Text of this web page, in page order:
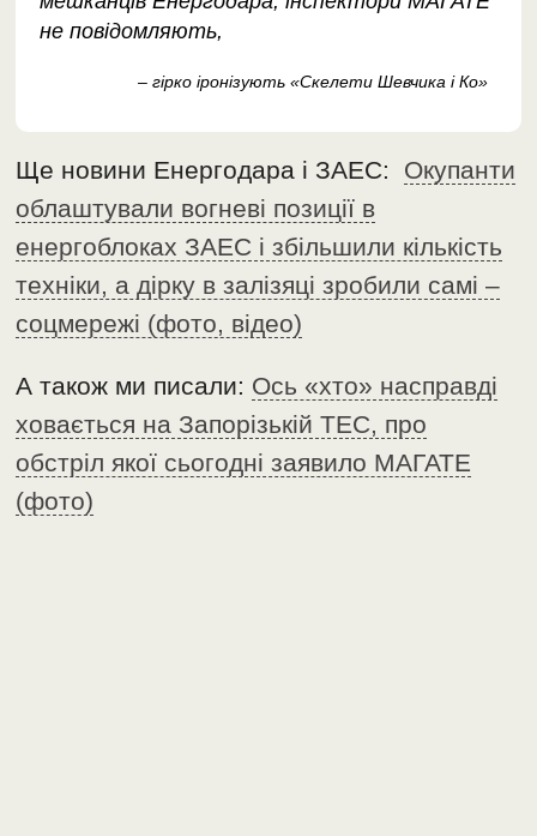
не повідомляють,
– гірко іронізують «Скелети Шевчика і Ко»
Ще новини Енергодара і ЗАЕС: Окупанти
облаштували вогневі позиції в
енергоблоках ЗАЕС і збільшили кількість
техніки, а дірку в залізяці зробили самі –
соцмережі (фото, відео)
А також ми писали: Ось «хто» насправді
ховається на Запорізькій ТЕС, про
обстріл якої сьогодні заявило МАГАТЕ
(фото)